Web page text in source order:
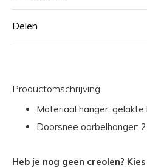
Delen
Productomschrijving
Materiaal hanger:
Doorsnee oorbelhanger:
Heb je nog geen creolen?